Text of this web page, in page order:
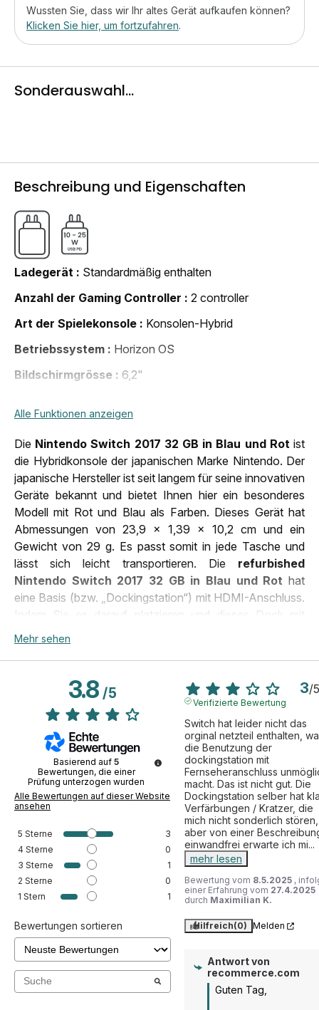
Wussten Sie, dass wir Ihr altes Gerät aufkaufen können?
Klicken Sie hier, um fortzufahren.
Sonderauswahl...
Beschreibung und Eigenschaften
Ladegerät
Standardmäßig enthalten
Anzahl der Gaming Controller
2 controller
Art der Spielekonsole
Konsolen-Hybrid
Betriebssystem
Horizon OS
Bildschirmgrösse
6,2"
inklusive
Zubehör
1 x Nintendo Switch Dock, 2 x Joy-Con, 2 x
Joy-Con-Handgelenksschlaufen, 1 x Joy-
Con-Halterung, 1 x HDMI-Kabel
Marke
Nintendo
Alle Funktionen anzeigen
Die Nintendo Switch 2017 32 GB in Blau und Rot ist
die Hybridkonsole der japanischen Marke Nintendo. Der
japanische Hersteller ist seit langem für seine innovativen
Geräte bekannt und bietet Ihnen hier ein besonderes
Modell mit Rot und Blau als Farben. Dieses Gerät hat
Abmessungen von 23,9 x 1,39 x 10,2 cm und ein
Gewicht von 29 g. Es passt somit in jede Tasche und
lässt sich leicht transportieren. Die refurbished
Nintendo Switch 2017 32 GB in Blau und Rot hat
eine Basis (bzw. „Dockingstation“) mit HDMI-Anschluss.
Indem Sie es darauf platzieren und dieses Dock mit
Ihrem Fernseher verbinden, können Sie die
„Heimkonsolen-Version“ des
Switch 2017 32 GB in Blau und Rotfür Spiele mit
Familie oder Freunden genießen.
refurbished Nintendo Switch 2017 32 GB in Blau
und Rothat ein widerstandsfähiges Kunststoffgehäuse.
Darüber hinaus verfügt die Konsole über 5 USB-
Anschlüsse, was die Konnektivität erheblich vereinfacht.
Leistungstechnisch ist dieses Modell auf der Höhe der
Zeit. Tatsächlich ist es mit einem Custom-Tegra-
Prozessor in Kombination mit einem leistungsstarken
Grafikchip und 4 GB RAM ausgestattet. Mit all diesen
Komponenten erhalten Sie eine reibungslose Navigation
und eine noch bessere Bildqualität. Um das Ganze
abzurunden, hat die
refurbished Nintendo Switch
2017 32 GB in Blau und Rot
eine interne Kapazität von
32 GB, erweiterbar mit einer Micro-SD-Karte. Erreicht
werden können maximal 2 TB.
< br>
Bestellen Sie jetzt dierefurbished Nintendo Switch
2017 32 GB in Blau und Rotund erleben Sie dann eine
Mehr sehen
3.8/5
Basierend auf 5
Bewertungen, die einer
Prüfung unterzogen wurden
Alle Bewertungen auf dieser Website
ansehen
5 Sterne
3
4 Sterne
0
3 Sterne
1
2 Sterne
0
1 Stern 1
Bewertungen sortieren
3/5
Verifizierte Bewertung
Switch hat leider nicht das
orginal netzteil enthalten,
die Benutzung der
dockingstation mit
Fernseheranschluss
macht. Das ist nicht gut. Die
Dockingstation selber hat
Verfärbungen / Kratzer, die
mich nicht sonderlich stören,
aber von einer
einwandfrei erwarte ich mi...
mehr lesen
Bewertung vom 8.5.2025 ,
einer Erfahrung vom 27.4.2025
durch Maximilian K.
Hilfreich(0) Melden
Antwort von
recommerce.com
Guten Tag,